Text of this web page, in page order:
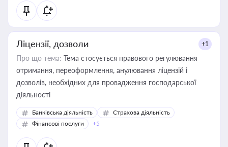
Ліцензії, дозволи +1
Про що тема: Тема стосується правового регулювання
отримання, переоформлення, анулювання ліцензій і
дозволів, необхідних для провадження господарської
діяльності
Банківська діяльність
Страхова діяльність
Фінансові послуги
+5